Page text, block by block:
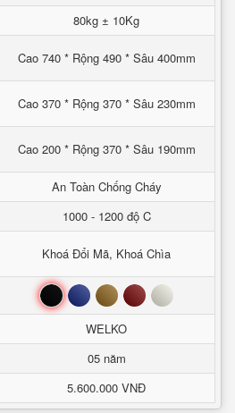
80kg ± 10Kg
Cao 740 * Rộng 490 * Sâu 400mm
Cao 370 * Rộng 370 * Sâu 230mm
Cao 200 * Rộng 370 * Sâu 190mm
An Toàn Chống Cháy
1000 - 1200 độ C
Khoá Đổi Mã, Khoá Chìa
Đen Xanh Nâu Đỏ Trắng
WELKO
05 năm
5.600.000 VNĐ